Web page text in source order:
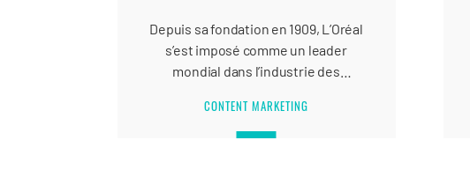
Depuis sa fondation en 1909, L’Oréal
s’est imposé comme un leader
mondial dans l’industrie des
sa stratégie de contenu innovante
et engageante, L’Oréal a su se
CONTENT MARKETING